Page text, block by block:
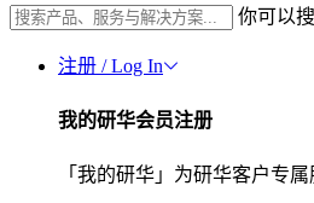
你可以
注册 / Log In
我的研华会员注册
「我的研华」为研华客户专